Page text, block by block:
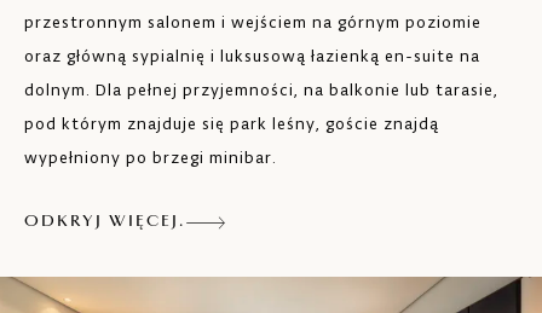
przestronnym salonem i wejściem na górnym poziomie
oraz główną sypialnię i luksusową łazienką en-suite na
dolnym. Dla pełnej przyjemności, na balkonie lub tarasie,
pod którym znajduje się park leśny, goście znajdą
wypełniony po brzegi minibar.
ODKRYJ WIĘCEJ.